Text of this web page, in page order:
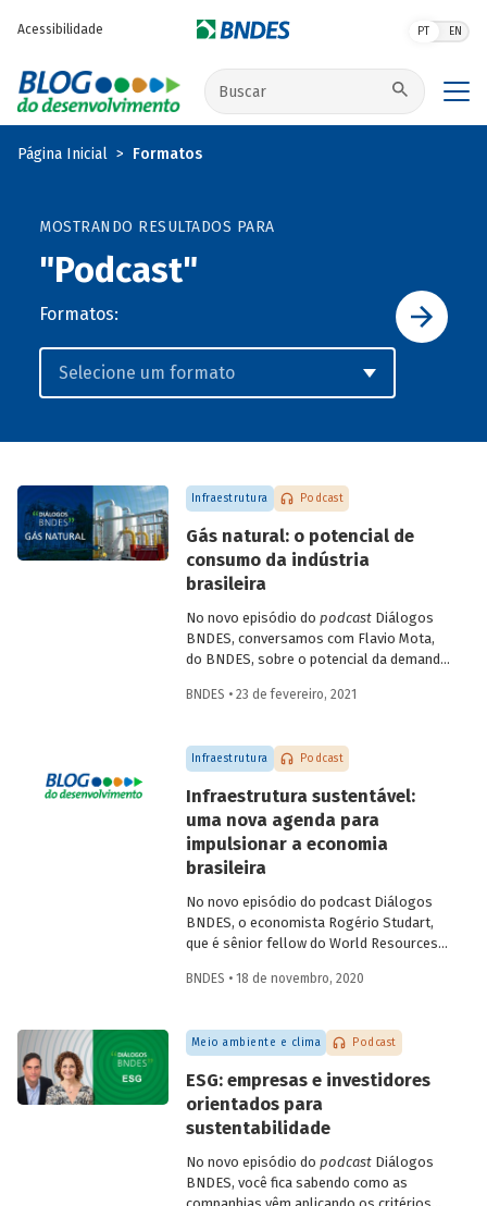
Acessibilidade PT EN
Buscar no site
Página Inicial Formatos
MOSTRANDO RESULTADOS PARA
"Podcast"
Formatos:
Infraestrutura Podcast
Gás natural: o potencial de
consumo da indústria
brasileira
No novo episódio do podcastDiálogos
BNDES, conversamos com Flavio Mota,
do BNDES, sobre o potencial da demanda
conversa passa pela indústria química,
diretora de Economia e Estatística da
Abiquim, e pela siderurgia, com
participação de José Carlos D’Abreu,
conselheiro da ABM e professor emérito
da PUC-Rio e do IME, e Marco Polo de
Mello Lopes, presidente-executivo do
Instituto Aço Brasil.
BNDES • 23 de fevereiro, 2021
Infraestrutura Podcast
Infraestrutura sustentável:
uma nova agenda para
impulsionar a economia
brasileira
No novo episódio do podcast Diálogos
BNDES, o economista Rogério Studart,
que é sênior fellow do World Resources
Infraestrutura, Concessões e PPPs do
infraestrutura sustentável e conversam
sobre como os investimentos nessa área
econômica no Brasil, criando empregos e
melhorando a qualidade de vida da
população.
BNDES • 18 de novembro, 2020
Meio ambiente e clima Podcast
ESG: empresas e investidores
orientados para
sustentabilidade
No novo episódio do podcastDiálogos
BNDES, você fica sabendo como as